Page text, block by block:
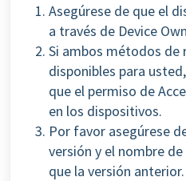
Asegúrese de que el
a través de Device
Si ambos métodos de
disponibles para
que el permiso de
en los dispositivos.
Por favor asegúrese
versión y el nombre
que la versión anterior.